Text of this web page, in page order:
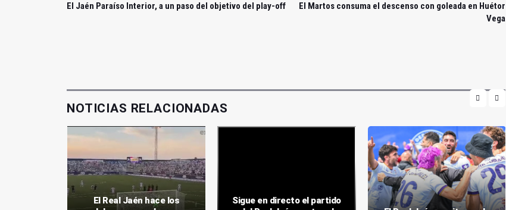
El Jaén Paraíso Interior, a un paso del objetivo del play-off
El Martos consuma el descenso con goleada en Huétor
Vega
NOTICIAS RELACIONADAS
El Real Jaén hace los
Sigue en directo el partido